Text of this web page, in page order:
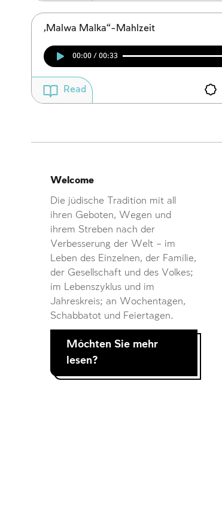
„Malwa Malka“-Mahlzeit
00:00 / 00:33
Read
Welcome
Die jüdische Tradition mit all
ihren Geboten, Wegen und
ihrem Streben nach der
Verbesserung der Welt – im
Leben des Einzelnen, der Familie,
der Gesellschaft und des Volkes;
im Lebenszyklus und im
Jahreskreis; an Wochentagen,
Schabbatot und Feiertagen.
Möchten Sie mehr
lesen?